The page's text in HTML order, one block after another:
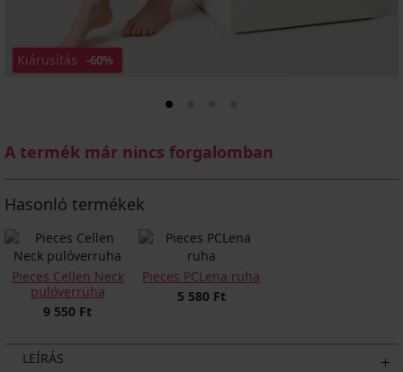
Kiárusítás -60%
A termék már nincs forgalomban
Hasonló termékek
Pieces Cellen Neck
pulóverruha
9 550 Ft
Pieces PCLena ruha
5 580 Ft
LEÍRÁS